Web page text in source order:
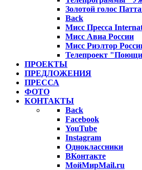
Золотой голос
Back
Мисс Пресса
Мисс Авиа России
Мисс Риэлтор
Телепроект
ПРОЕКТЫ
ПРЕДЛОЖЕНИЯ
ПРЕССА
ФОТО
КОНТАКТЫ
Back
Facebook
YouTube
Instagram
Одноклассники
ВКонтакте
МойМирMail.ru